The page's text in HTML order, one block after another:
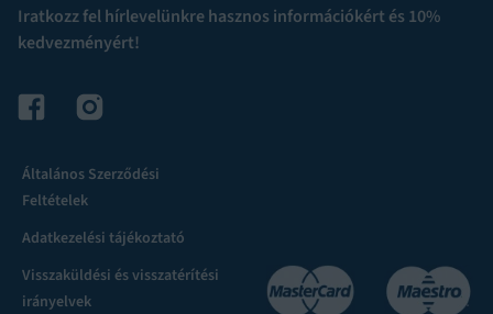
Iratkozz fel hírlevelünkre hasznos információkért és 10%
kedvezményért!
Általános Szerződési
Feltételek
Adatkezelési tájékoztató
Visszaküldési és visszatérítési
irányelvek